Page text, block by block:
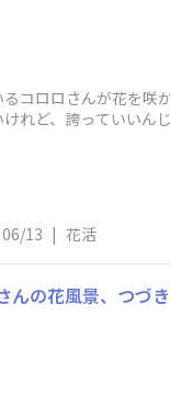
コロロさんが花を
れど、誇っていいん
06/13 | 花活
んの花風景、つづ